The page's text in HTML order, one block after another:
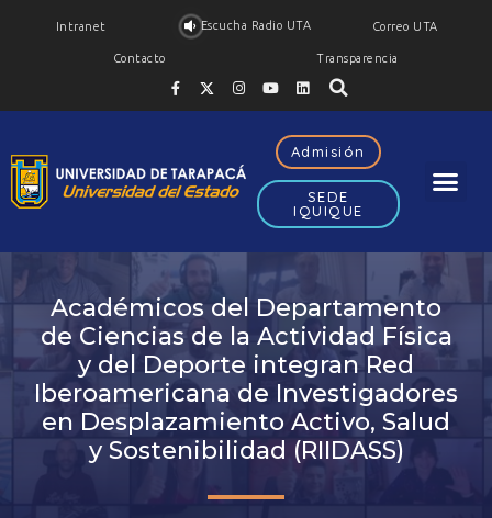
Intranet Escucha Radio UTA Correo UTA
Contacto Transparencia
Admisión
SEDE
IQUIQUE
Académicos del Departamento
de Ciencias de la Actividad Física
y del Deporte integran Red
Iberoamericana de Investigadores
en Desplazamiento Activo, Salud
y Sostenibilidad (RIIDASS)